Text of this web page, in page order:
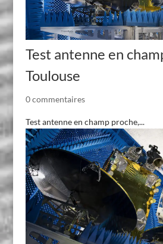
Test antenne en
Toulouse
0 commentaires
Test antenne en champ proche,...